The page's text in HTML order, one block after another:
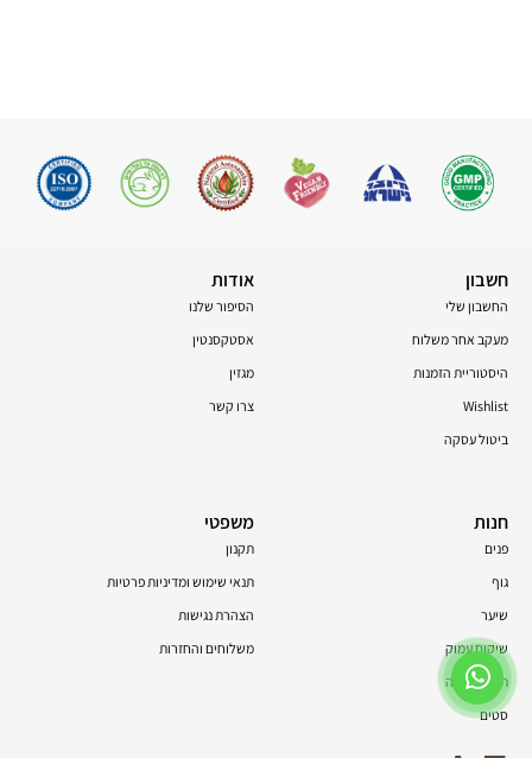
חשבון
החשבון שלי
מעקב אחר משלוח
היסטוריית הזמנות
Wishlist
ביטול עסקה
אודות
הסיפור שלנו
אסטקסנטין
מגזין
צרו קשר
חנות
פנים
גוף
שיער
שיקום עמוק
תוספי תזונה
סטים
משפטי
תקנון
תנאי שימוש ומדיניות פרטיות
הצהרת נגישות
משלוחים והחזרות